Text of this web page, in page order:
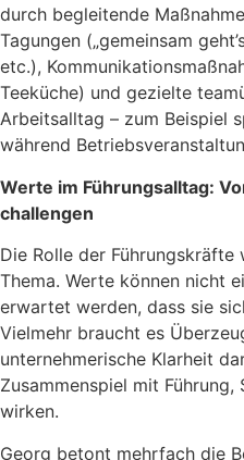
durch begleitende
Tagungen („gemeinsam
etc.),
Teeküche) und gezielte
Arbeitsalltag – zum Beispiel
während
Werte im Führungsalltag:
challengen
Die Rolle der
Thema. Werte können nicht
erwartet werden, dass sie
Vielmehr braucht es
unternehmerische Klarheit
Zusammenspiel mit
wirken.
Georg betont mehrfach die